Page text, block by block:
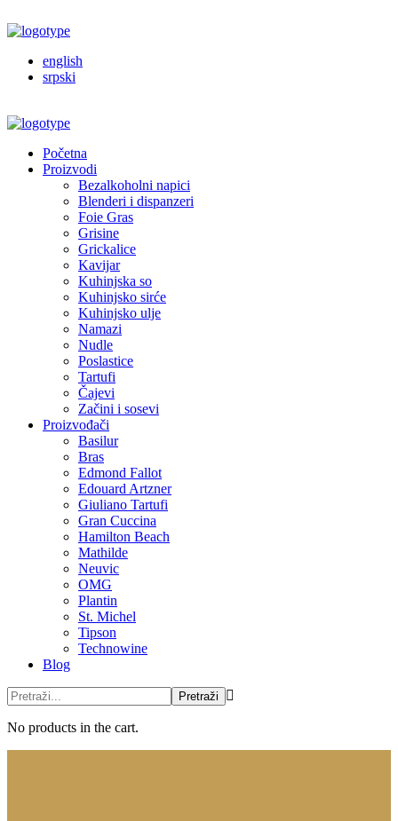
english
srpski
Početna
Proizvodi
Bezalkoholni napici
Blenderi i dispanzeri
Foie Gras
Grisine
Grickalice
Kavijar
Kuhinjska so
Kuhinjsko sirće
Kuhinjsko ulje
Namazi
Nudle
Poslastice
Tartufi
Čajevi
Začini i sosevi
Proizvođači
Basilur
Bras
Edmond Fallot
Edouard Artzner
Giuliano Tartufi
Gran Cuccina
Hamilton Beach
Mathilde
Neuvic
OMG
Plantin
St. Michel
Tipson
Technowine
Blog
No products in the cart.